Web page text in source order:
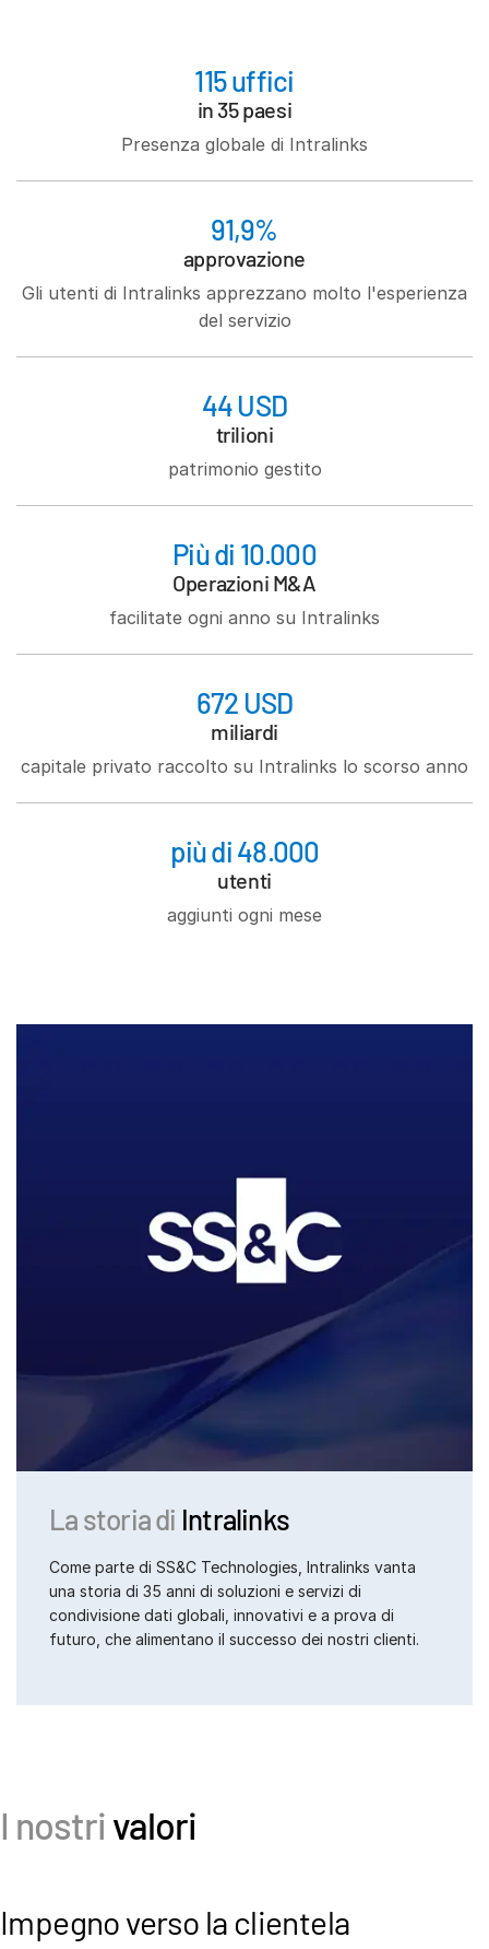
115 uffici
in 35 paesi
Presenza globale di Intralinks
91,9%
approvazione
Gli utenti di Intralinks apprezzano molto l'esperienza
del servizio
44 USD
trilioni
patrimonio gestito
Più di 10.000
Operazioni M&A
facilitate ogni anno su Intralinks
672 USD
miliardi
capitale privato raccolto su Intralinks lo scorso anno
più di 48.000
utenti
aggiunti ogni mese
La storia di Intralinks
Come parte di SS&C Technologies, Intralinks vanta
una storia di 35 anni di soluzioni e servizi di
condivisione dati globali, innovativi e a prova di
futuro, che alimentano il successo dei nostri clienti.
I nostrivalori
Impegno verso la clientela